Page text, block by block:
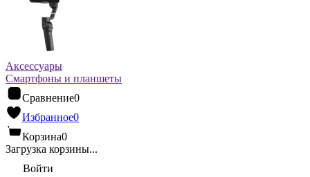
Аксессуары
Смартфоны и планшеты
Сравнение0
Избранное0
Корзина0
Загрузка корзины...
Войти